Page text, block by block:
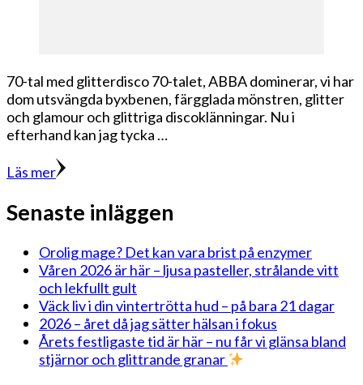
70-tal med glitterdisco 70-talet, ABBA dominerar, vi har
dom utsvängda byxbenen, färgglada mönstren, glitter
och glamour och glittriga discoklänningar. Nu i
efterhand kan jag tycka …
Läs mer
Senaste inläggen
Orolig mage? Det kan vara brist på enzymer
Våren 2026 är här – ljusa pasteller, strålande vitt
och lekfullt gult
Väck liv i din vintertrötta hud – på bara 21 dagar
2026 – året då jag sätter hälsan i fokus
Årets festligaste tid är här – nu får vi glänsa bland
stjärnor och glittrande granar